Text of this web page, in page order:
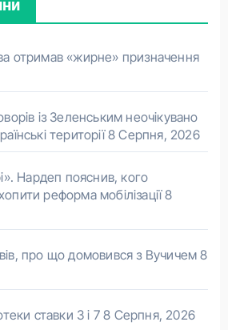
отримав «жирне» призначення
із Зеленським неочікувано
території 8 Серпня, 2026
Нардеп пояснив, кого
реформа мобілізації 8
про що домовився з Вучичем 8
ставки 3 і 7 8 Серпня, 2026